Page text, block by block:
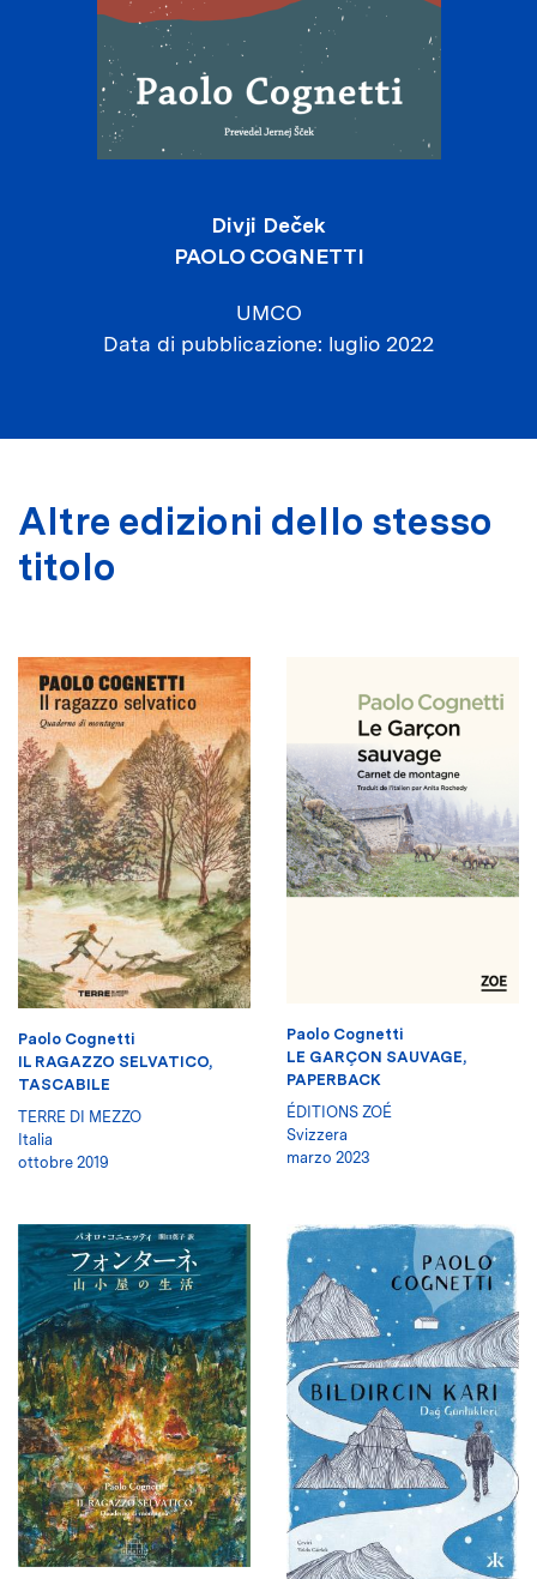
Divji Deček
PAOLO COGNETTI
UMCO
Data di pubblicazione luglio 2022
Altre edizioni dello stesso
titolo
Paolo Cognetti
IL RAGAZZO SELVATICO,
TASCABILE
TERRE DI MEZZO
Italia
ottobre 2019
Paolo Cognetti
LE GARÇON SAUVAGE,
PAPERBACK
ÉDITIONS ZOÉ
Svizzera
marzo 2023